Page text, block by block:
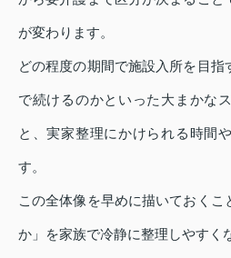
が変わります。
どの程度の期間で施設入所を目指
で続けるのかといった大まかな
と、実家整理にかけられる時間
す。
この全体像を早めに描いておくこ
か」を家族で冷静に整理しやすく